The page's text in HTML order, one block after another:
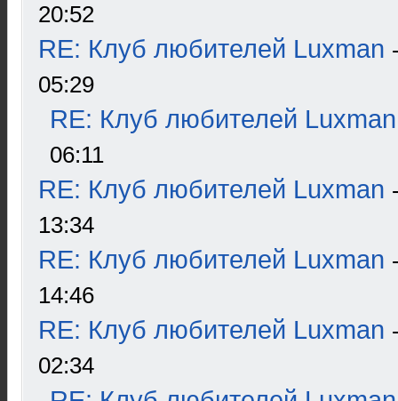
20:52
RE: Клуб любителей Luxman
05:29
RE: Клуб любителей Luxman
06:11
RE: Клуб любителей Luxman
13:34
RE: Клуб любителей Luxman
14:46
RE: Клуб любителей Luxman
02:34